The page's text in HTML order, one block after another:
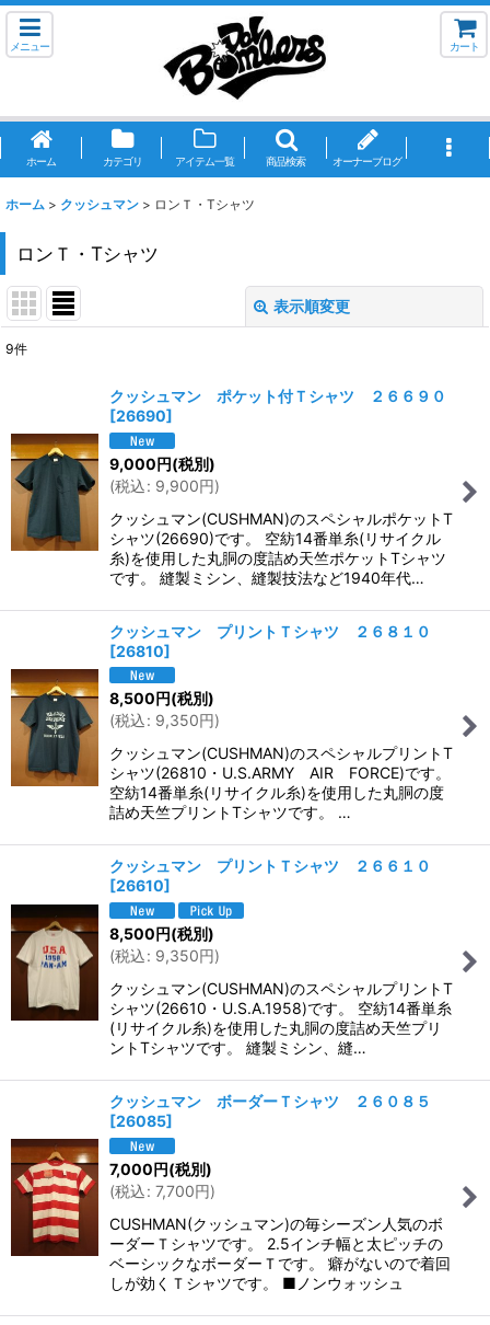
メニュー カート
ホーム カテゴリ アイテム一覧 商品検索 オーナーブログ
ホーム > クッシュマン > ロンＴ・Tシャツ
ロンＴ・Tシャツ
表示順変更
並び順:
絞り込む
9件
クッシュマン ポケット付Ｔシャツ ２６６９０
[26690]
9,000円(税別)
(税込: 9,900円)
クッシュマン(CUSHMAN)のスペシャルポケットT
シャツ(26690)です。 空紡14番単糸(リサイクル
糸)を使用した丸胴の度詰め天竺ポケットTシャツ
です。 縫製ミシン、縫製技法など1940年代…
クッシュマン プリントＴシャツ ２６８１０
[26810]
8,500円(税別)
(税込: 9,350円)
クッシュマン(CUSHMAN)のスペシャルプリントT
シャツ(26810・U.S.ARMY AIR FORCE)です。
空紡14番単糸(リサイクル糸)を使用した丸胴の度
詰め天竺プリントTシャツです。 …
クッシュマン プリントＴシャツ ２６６１０
[26610]
8,500円(税別)
(税込: 9,350円)
クッシュマン(CUSHMAN)のスペシャルプリントT
シャツ(26610・U.S.A.1958)です。 空紡14番単糸
(リサイクル糸)を使用した丸胴の度詰め天竺プリ
ントTシャツです。 縫製ミシン、縫…
クッシュマン ボーダーＴシャツ ２６０８５
[26085]
7,000円(税別)
(税込: 7,700円)
CUSHMAN(クッシュマン)の毎シーズン人気のボ
ーダーＴシャツです。 2.5インチ幅と太ピッチの
ベーシックなボーダーＴです。 癖がないので着回
しが効くＴシャツです。 ■ノンウォッシュ